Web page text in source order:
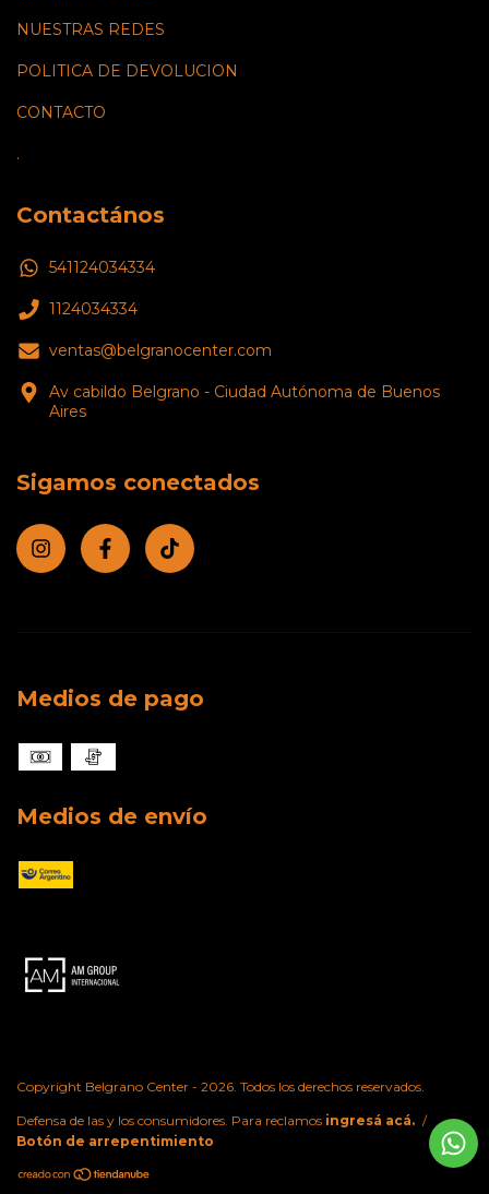
NUESTRAS REDES
POLITICA DE DEVOLUCION
CONTACTO
.
Contactános
541124034334
1124034334
ventas@belgranocenter.com
Av cabildo Belgrano - Ciudad Autónoma de Buenos
Aires
Sigamos conectados
Medios de pago
Medios de envío
Copyright Belgrano Center - 2026. Todos los derechos reservados.
Defensa de las y los consumidores. Para reclamos ingresá acá. /
Botón de arrepentimiento